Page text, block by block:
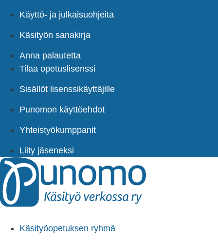
Käyttö- ja julkaisuohjeita
Käsityön sanakirja
Anna palautetta
Tilaa opetuslisenssi
Sisällöt lisenssikäyttäjille
Punomon käyttöehdot
Yhteistyökumppanit
Liity jäseneksi
Käsityöopetuksen ryhmä